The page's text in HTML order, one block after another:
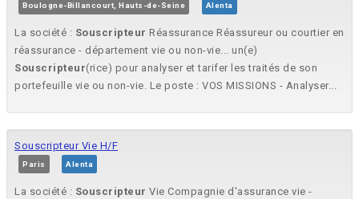
Boulogne-Billancourt, Hauts-de-Seine Alenta
La société : Souscripteur Réassurance Réassureur ou courtier en
réassurance - département vie ou non-vie... un(e)
Souscripteur(rice) pour analyser et tarifer les traités de son
portefeuille vie ou non-vie. Le poste : VOS MISSIONS - Analyser...
Souscripteur Vie H/F
Paris Alenta
La société : Souscripteur Vie Compagnie d'assurance vie -